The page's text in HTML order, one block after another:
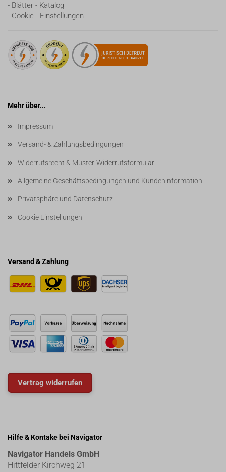
- Blätter - Katalog
- Cookie - Einstellungen
Mehr über...
Impressum
Versand- & Zahlungsbedingungen
Widerrufsrecht & Muster-Widerrufsformular
Allgemeine Geschäftsbedingungen und Kundeninformation
Privatsphäre und Datenschutz
Cookie Einstellungen
Versand & Zahlung
Vertrag widerrufen
Hilfe & Kontake bei Navigator
Navigator Handels GmbH
Hittfelder Kirchweg 21